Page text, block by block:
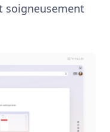
soigneusement